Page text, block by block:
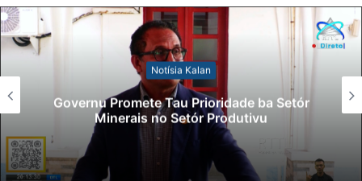
Notísia Kalan
Governu Promete Tau Prioridade ba Setór
Minerais no Setór Produtivu